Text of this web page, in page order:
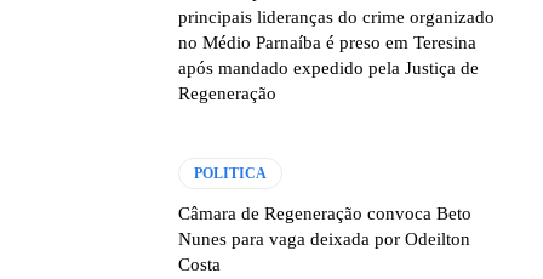
principais lideranças do crime organizado
no Médio Parnaíba é preso em Teresina
após mandado expedido pela Justiça de
Regeneração
POLITICA
Câmara de Regeneração convoca Beto
Nunes para vaga deixada por Odeilton
Costa